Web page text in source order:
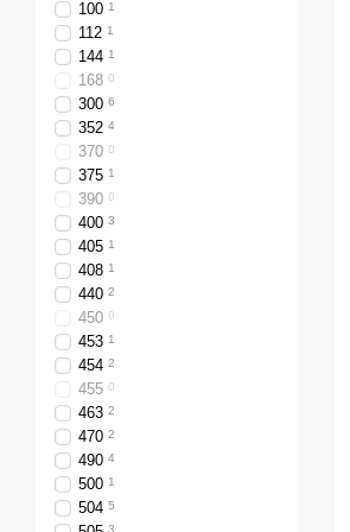
100 1
112 1
144 1
168 0
300 6
352 4
370 0
375 1
390 0
400 3
405 1
408 1
440 2
450 0
453 1
454 2
455 0
463 2
470 2
490 4
500 1
504 5
3